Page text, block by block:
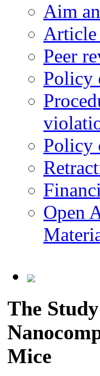
Aim
Article
Peer
Policy
Policy
Open
The
Mice